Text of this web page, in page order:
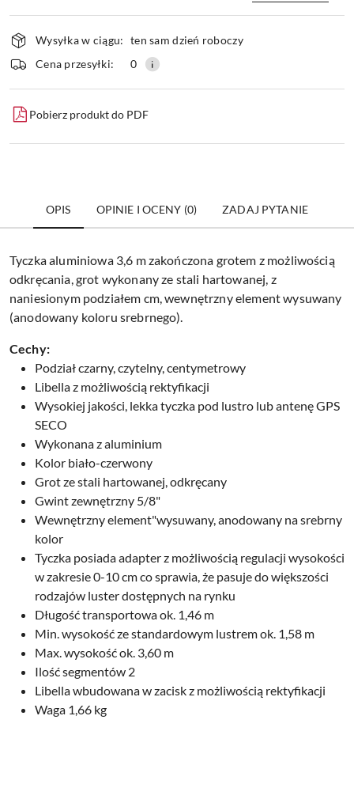
Wyślij
Dostępność
i
dostawa
Wysyłka w ciągu: ten sam dzień roboczy
Cena przesyłki:
0
Pobierz produkt do PDF
OPIS OPINIE I OCENY (0) ZADAJ PYTANIE
Tyczka aluminiowa 3,6 m zakończona grotem z możliwością
odkręcania, grot wykonany ze stali hartowanej, z
naniesionym podziałem cm, wewnętrzny element wysuwany
(anodowany koloru srebrnego).
Cechy:
Podział czarny, czytelny, centymetrowy
Libella z możliwością rektyfikacji
Wysokiej jakości, lekka tyczka pod lustro lub antenę GPS
SECO
Wykonana z aluminium
Kolor biało-czerwony
Grot ze stali hartowanej, odkręcany
Gwint zewnętrzny 5/8"
Wewnętrzny element"wysuwany, anodowany na srebrny
kolor
Tyczka posiada adapter z możliwością regulacji wysokości
w zakresie 0-10 cm co sprawia, że pasuje do większości
rodzajów luster dostępnych na rynku
Długość transportowa ok. 1,46 m
Min. wysokość ze standardowym lustrem ok. 1,58 m
Max. wysokość ok. 3,60 m
Ilość segmentów 2
Libella wbudowana w zacisk z możliwością rektyfikacji
Waga 1,66 kg